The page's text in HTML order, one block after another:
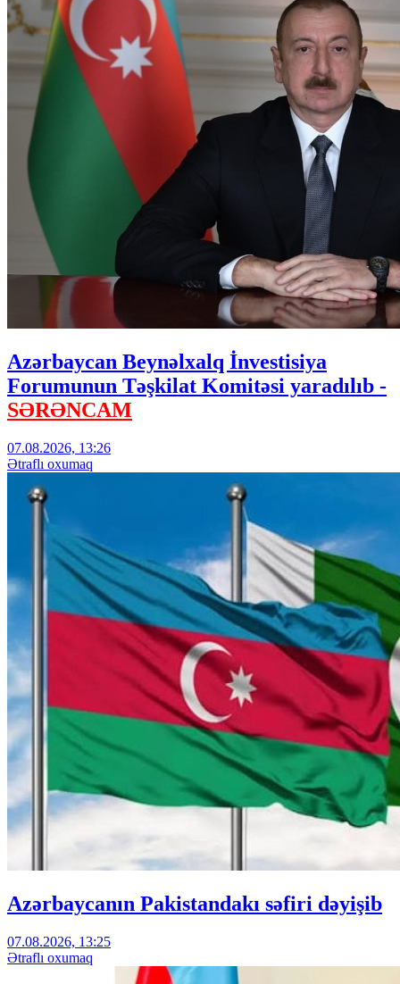
Azərbaycan Beynəlxalq İnvestisiya
Forumunun Təşkilat Komitəsi yaradılıb -
SƏRƏNCAM
07.08.2026, 13:26
Ətraflı oxumaq
Azərbaycanın Pakistandakı səfiri dəyişib
07.08.2026, 13:25
Ətraflı oxumaq